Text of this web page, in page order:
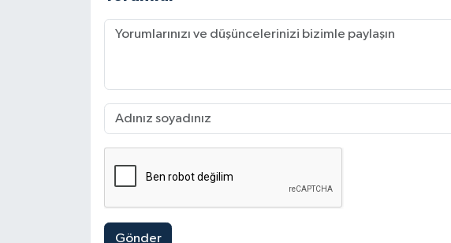
Gönder